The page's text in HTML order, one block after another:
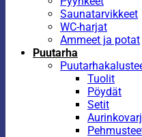
Saunatarvikkeet
WC-harjat
Ammeet ja potat
Puutarha
Tuolit
Pöydät
Setit